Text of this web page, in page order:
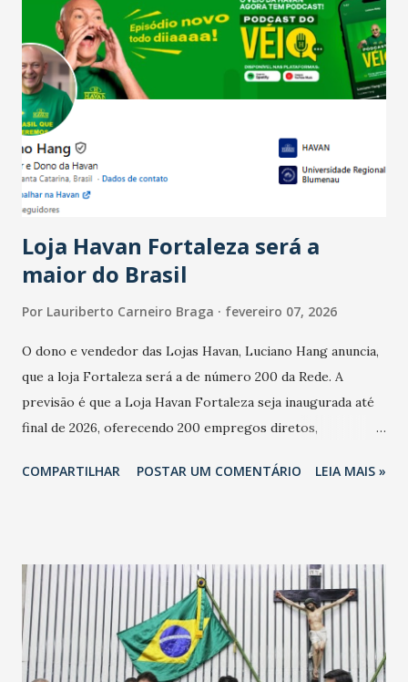
Salário para um número maior de trabalhadores, já que o
país tem a menor taxa de desemprego dos anos recentes.
Ainda segundo a Pesquisa, em novembro de 2025, 40% dos
bares e restaurantes operaram com lucro e outros 40%
registraram equilíbrio financeiro. Já o percentual de
estabelecimentos no prejuízo ficou em 19%, pouco abaixo
do observado no mês anterior. Outros 1% não existiam em
novembro. Em relação a outubro, o faturamento também
Loja Havan Fortaleza será a
maior do Brasil
Por Lauriberto Carneiro Braga fevereiro 07, 2026
O dono e vendedor das Lojas Havan, Luciano Hang anuncia,
que a loja Fortaleza será a de número 200 da Rede. A
previsão é que a Loja Havan Fortaleza seja inaugurada até
final de 2026, oferecendo 200 empregos diretos,
Havan Fortaleza ainda não foi anunciada oficialmente, mas
COMPARTILHAR POSTAR UM COMENTÁRIO LEIA MAIS »